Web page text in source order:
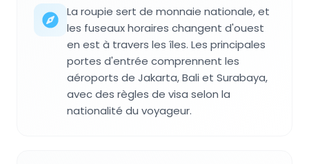
La roupie sert de monnaie nationale, et
les fuseaux horaires changent d'ouest
en est à travers les îles. Les principales
portes d'entrée comprennent les
aéroports de Jakarta, Bali et Surabaya,
avec des règles de visa selon la
nationalité du voyageur.